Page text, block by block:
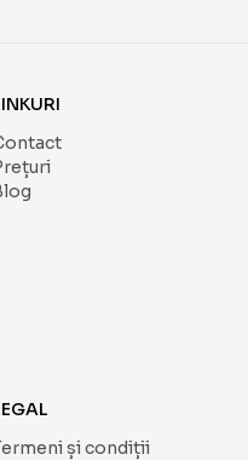
și condiții